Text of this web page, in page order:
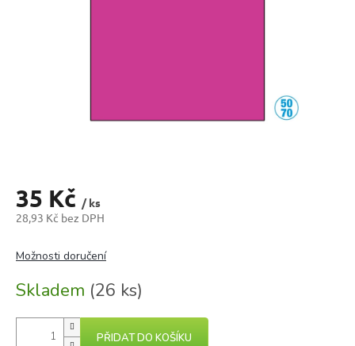
35 Kč / ks
28,93 Kč bez DPH
cena:
Skladem (26 ks)
Možnosti doručení
PŘIDAT DO KOŠÍKU